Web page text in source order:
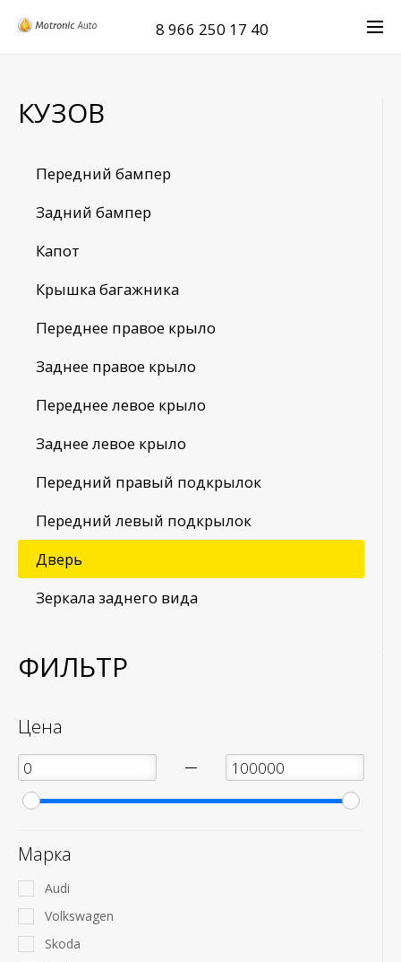
8 966 250 17 40
КУЗОВ
Передний бампер
Задний бампер
Капот
Крышка багажника
Переднее правое крыло
Заднее правое крыло
Переднее левое крыло
Заднее левое крыло
Передний правый подкрылок
Передний левый подкрылок
Дверь
Зеркала заднего вида
ФИЛЬТР
Цена
—
Марка
Audi
Volkswagen
Skoda